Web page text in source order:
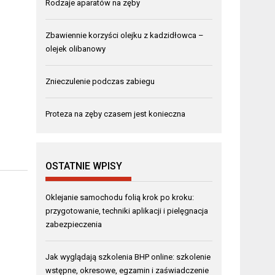
Rodzaje aparatów na zęby
Zbawiennie korzyści olejku z kadzidłowca –
olejek olibanowy
Znieczulenie podczas zabiegu
Proteza na zęby czasem jest konieczna
OSTATNIE WPISY
Oklejanie samochodu folią krok po kroku:
przygotowanie, techniki aplikacji i pielęgnacja
zabezpieczenia
Jak wyglądają szkolenia BHP online: szkolenie
wstępne, okresowe, egzamin i zaświadczenie